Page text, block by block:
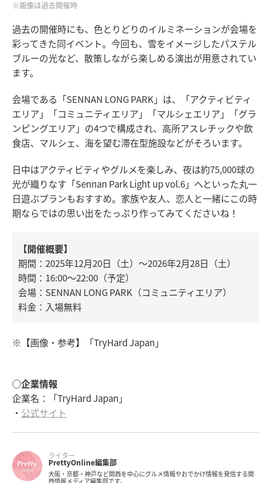
※画像は過去開催時
過去の開催時にも、色とりどりのイルミネーションが会場を
彩ってきた同イベント。今回も、雪をイメージしたパステル
ブルーの光など、散策しながら楽しめる演出が用意されてい
ます。
会場である「SENNAN LONG PARK」は、「アクティビティ
エリア」「コミュニティエリア」「マルシェエリア」「グラ
ンピングエリア」の4つで構成され、高所アスレチックや飲
食店、マルシェ、海を望む滞在型施設などがそろいます。
日中はアクティビティやグルメを楽しみ、夜は約75,000球の
光が織りなす「Sennan Park Light up vol.6」へといった丸一
日遊ぶプランもおすすめ。家族や友人、恋人と一緒にこの時
期ならではの思い出をたっぷり作ってみてくださいね！
【開催概要】
期間：2025年12月20日（土）～2026年2月28日（土）
時間：16:00～22:00（予定）
会場：SENNAN LONG PARK（コミュニティエリア）
料金：入場無料
※【画像・参考】「TryHard Japan」
○企業情報
企業名：「TryHard Japan」
・ 公式サイト
ライター
PrettyOnline編集部
大阪・京都・神戸など関西を中心にグルメ情報やおでかけ情報を発信する関
西情報メディア編集部です。